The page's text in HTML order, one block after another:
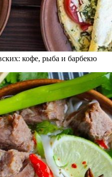
кофе, рыба и барбекю